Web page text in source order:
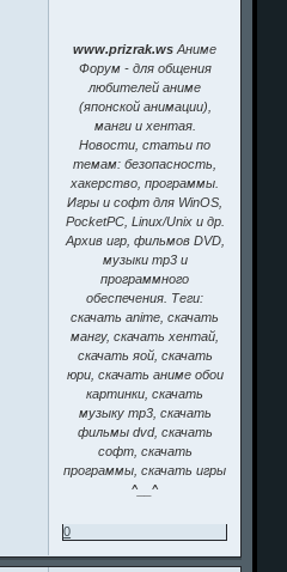
www.prizrak.wsАниме
Форум - для общения
любителей аниме
(японской анимации),
манги и хентая.
Новости, статьи по
темам: безопасность,
хакерство, программы.
Игры и софт для WinOS,
PocketPC, Linux/Unix и др.
Архив игр, фильмов DVD,
музыки mp3 и
программного
обеспечения. Теги:
скачать anime, скачать
мангу, скачать хентай,
скачать яой, скачать
юри, скачать аниме обои
картинки, скачать
музыку mp3, скачать
фильмы dvd, скачать
софт, скачать
программы, скачать игры
^__^
0